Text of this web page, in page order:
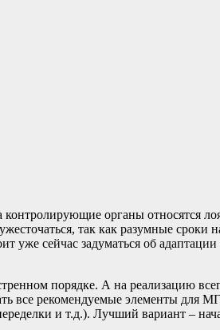
контролирующие органы относятся
так как разумные сроки
уже сейчас задуматься об
порядке. А на реализацию
все рекомендуемые элементы
и т.д.). Лучший вариант –